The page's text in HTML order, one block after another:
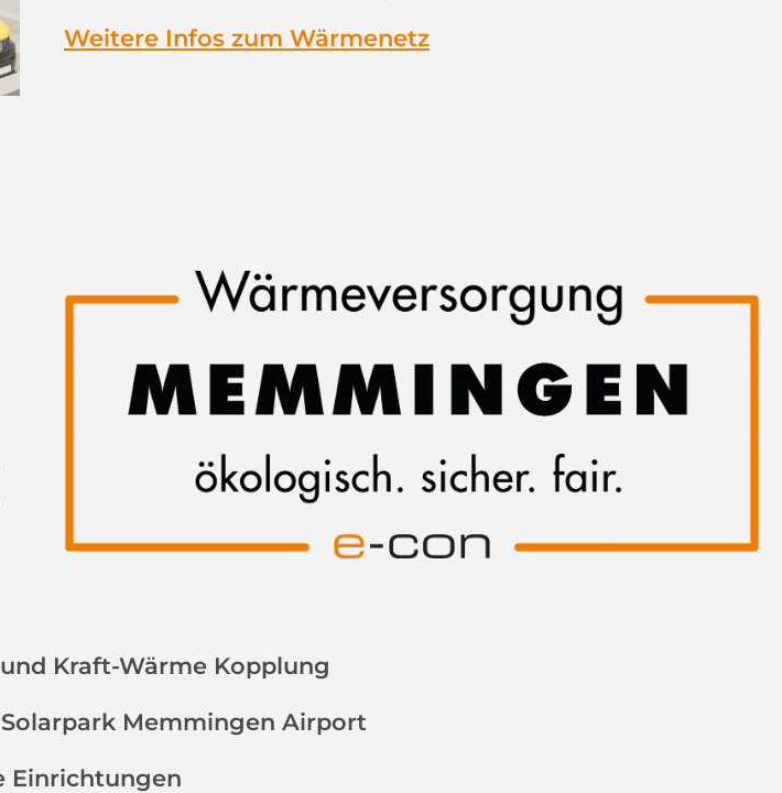
Weitere Infos zum Wärmenetz
Kraft-Wärme Kopplung
Memmingen Airport
Einrichtungen